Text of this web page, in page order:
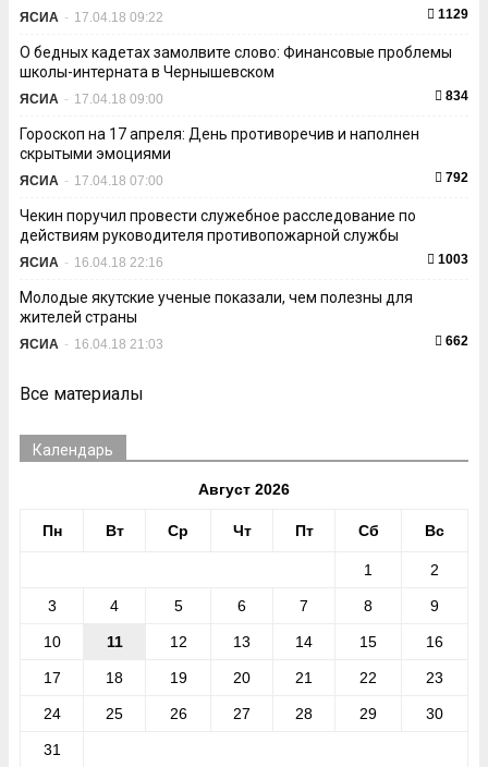
ЯСИА - 17.04.18 09:22 1129
О бедных кадетах замолвите слово: Финансовые проблемы
школы-интерната в Чернышевском
ЯСИА - 17.04.18 09:00 834
Гороскоп на 17 апреля: День противоречив и наполнен
скрытыми эмоциями
ЯСИА - 17.04.18 07:00 792
Чекин поручил провести служебное расследование по
действиям руководителя противопожарной службы
ЯСИА - 16.04.18 22:16 1003
Молодые якутские ученые показали, чем полезны для
жителей страны
ЯСИА - 16.04.18 21:03 662
Все материалы
Календарь
Август 2026
Пн Вт Ср Чт Пт Сб Вс
1 2
3 4 5 6 7 8 9
10 11 12 13 14 15 16
17 18 19 20 21 22 23
24 25 26 27 28 29 30
31